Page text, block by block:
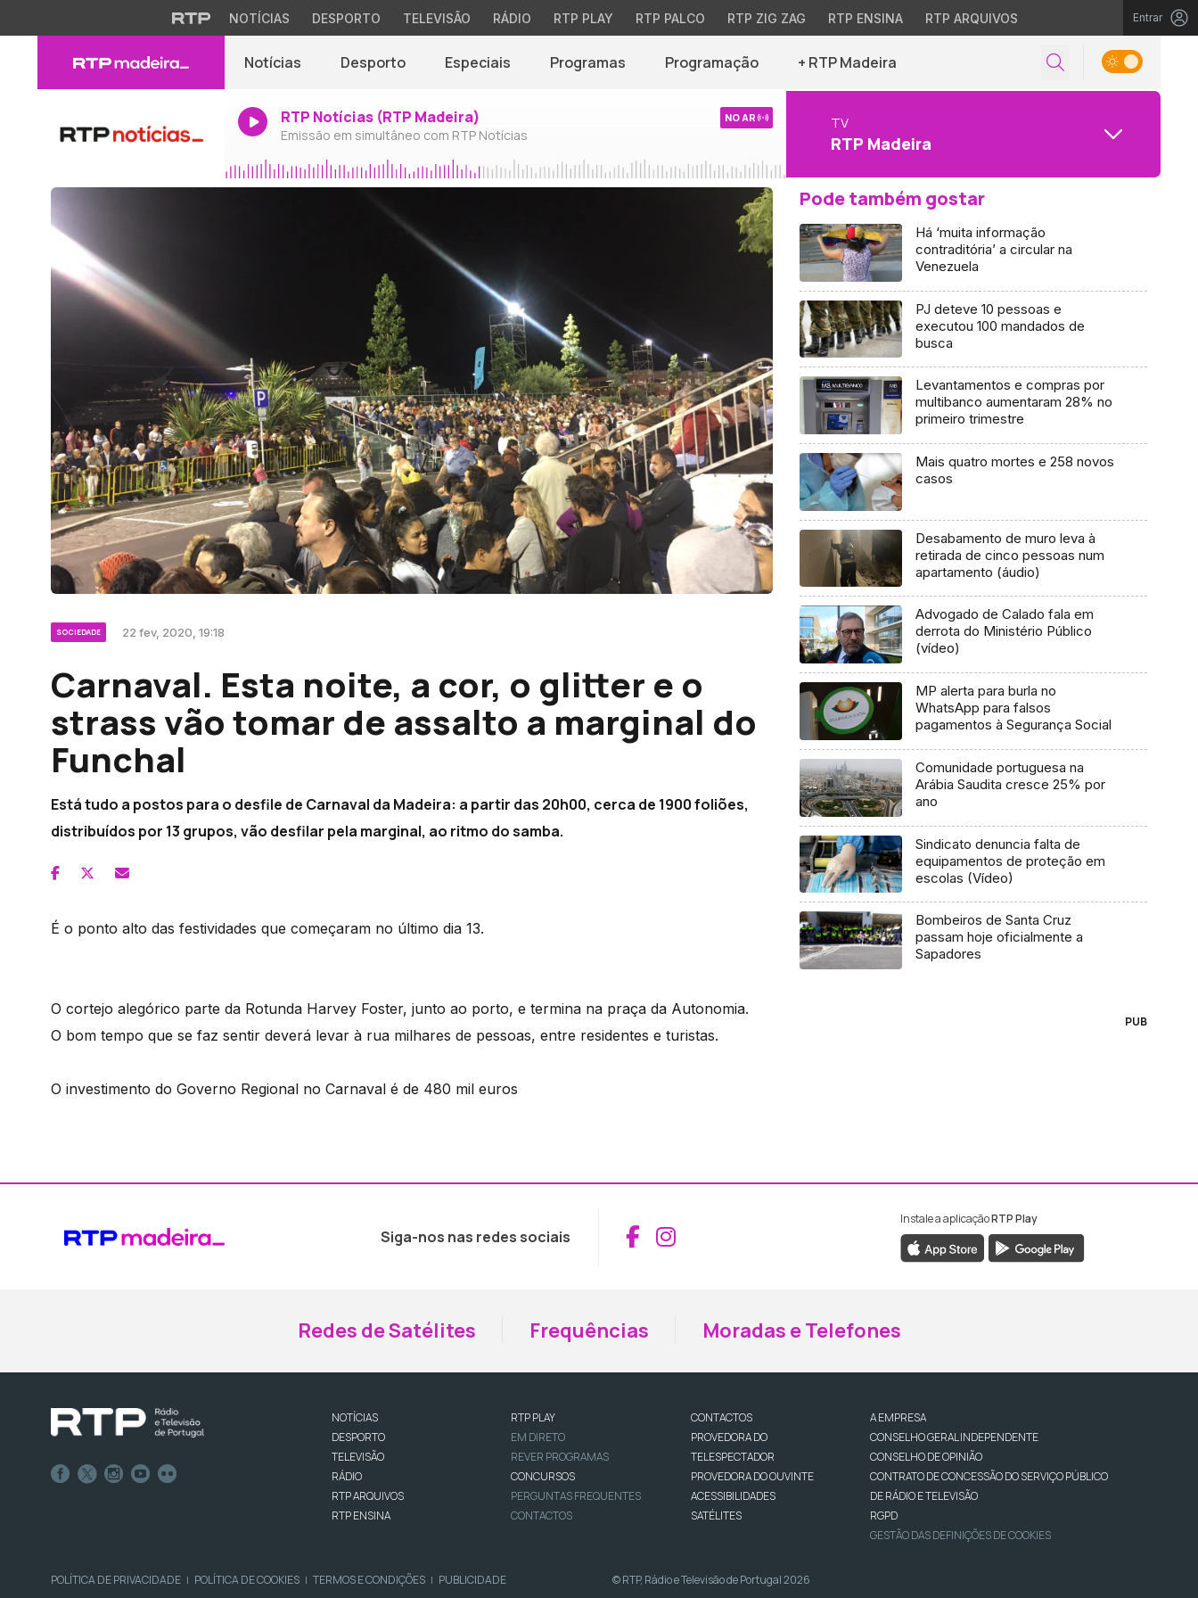
NOTÍCIAS DESPORTO TELEVISÃO RÁDIO RTP PLAY RTP PALCO RTP ZIG ZAG RTP ENSINA RTP ARQUIVOS Entrar
Notícias Desporto Especiais Programas Programação + RTP Madeira
RTP Notícias (RTP Madeira)
Emissão em simultâneo com RTP Notícias
NO AR TV
RTP Madeira
SOCIEDADE 22 fev, 2020, 19:18
Carnaval. Esta noite, a cor, o glitter e o
strass vão tomar de assalto a marginal do
Funchal
Está tudo a postos para o desfile de Carnaval da Madeira: a partir das 20h00, cerca de 1900 foliões,
distribuídos por 13 grupos, vão desfilar pela marginal, ao ritmo do samba.
É o ponto alto das festividades que começaram no último dia 13.
O cortejo alegórico parte da Rotunda Harvey Foster, junto ao porto, e termina na praça da Autonomia.
O bom tempo que se faz sentir deverá levar à rua milhares de pessoas, entre residentes e turistas.
O investimento do Governo Regional no Carnaval é de 480 mil euros
Pode também gostar
Há ‘muita informação
contraditória’ a circular na
Venezuela
PJ deteve 10 pessoas e
executou 100 mandados de
busca
Levantamentos e compras por
multibanco aumentaram 28% no
primeiro trimestre
Mais quatro mortes e 258 novos
casos
Desabamento de muro leva à
retirada de cinco pessoas num
apartamento (áudio)
Advogado de Calado fala em
derrota do Ministério Público
(vídeo)
MP alerta para burla no
WhatsApp para falsos
pagamentos à Segurança Social
Comunidade portuguesa na
Arábia Saudita cresce 25% por
ano
Sindicato denuncia falta de
equipamentos de proteção em
escolas (Vídeo)
Bombeiros de Santa Cruz
passam hoje oficialmente a
Sapadores
PUB
Siga-nos nas redes sociais Aceder ao Facebook da RTP Madeira
Aceder ao Instagram da RTP Madeira
Instale a aplicaçãoRTP Play
Redes de Satélites Frequências Moradas e Telefones
NOTÍCIAS
DESPORTO
TELEVISÃO
RÁDIO
RTP ARQUIVOS
RTP ENSINA
RTP PLAY
EM DIRETO
REVER PROGRAMAS
CONCURSOS
PERGUNTAS FREQUENTES
CONTACTOS
CONTACTOS
PROVEDORA DO
TELESPECTADOR
PROVEDORA DO OUVINTE
ACESSIBILIDADES
SATÉLITES
A EMPRESA
CONSELHO GERAL INDEPENDENTE
CONSELHO DE OPINIÃO
CONTRATO DE CONCESSÃO DO SERVIÇO PÚBLICO
DE RÁDIO E TELEVISÃO
RGPD
GESTÃO DAS DEFINIÇÕES DE COOKIES
POLÍTICA DE PRIVACIDADE | POLÍTICA DE COOKIES | TERMOS E CONDIÇÕES | PUBLICIDADE © RTP, Rádio e Televisão de Portugal 2026